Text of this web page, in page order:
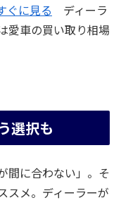
ぐに見る ディーラ
愛車の買い取り相場
選択も
間に合わない」。そ
スメ。ディーラーが